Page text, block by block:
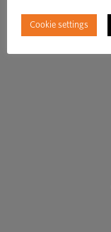
Cookie settings